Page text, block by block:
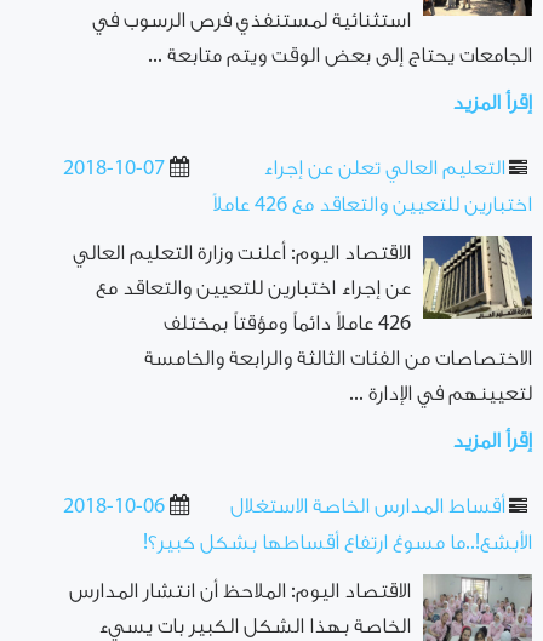
استثنائية لمستنفذي فرص الرسوب في
الجامعات يحتاج إلى بعض الوقت ويتم متابعة ...
إقرأ المزيد
2018-10-07
التعليم العالي تعلن عن إجراء
اختبارين للتعيين والتعاقد مع 426 عاملاً
الاقتصاد اليوم: أعلنت وزارة التعليم العالي
عن إجراء اختبارين للتعيين والتعاقد مع
426 عاملاً دائماً ومؤقتاً بمختلف
الاختصاصات من الفئات الثالثة والرابعة والخامسة
لتعيينهم في الإدارة ...
إقرأ المزيد
2018-10-06
أقساط المدارس الخاصة الاستغلال
الأبشع!..ما مسوغ ارتفاع أقساطها بشكل كبير؟!
الاقتصاد اليوم: الملاحظ أن انتشار المدارس
الخاصة بهذا الشكل الكبير بات يسيء